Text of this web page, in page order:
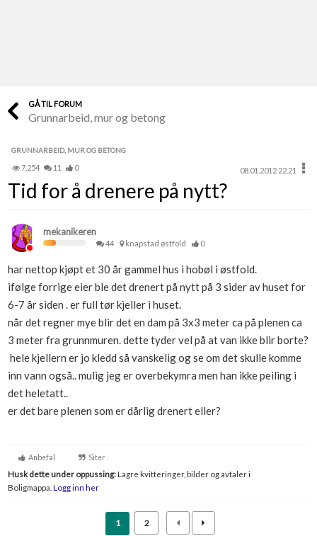
Finn håndverkere
Papirer som mangler
Skaff dokumentasjon som mangler
Kundeservice
Få svar på det du lurer på
Kom i gang med Boligmappa
Se din bolig? Klikk her
Boligmappa+
Få mer ut av Boligmappa
Nytt
GÅ TIL FORUM
Grunnarbeid, mur og betong
GRUNNARBEID, MUR OG BETONG
7,254 11 0 08.01.2012 22.21
Tid for å drenere på nytt?
mekanikeren
44 knapstad østfold 0
har nettop kjøpt et 30 år gammel hus i hobøl i østfold.
ifølge forrige eier ble det drenert på nytt på 3 sider av huset for
6-7 år siden . er full tør kjeller i huset.
når det regner mye blir det en dam på 3x3 meter ca på plenen ca
3 meter fra grunnmuren. dette tyder vel på at van ikke blir borte?
hele kjellern er jo kledd så vanskelig og se om det skulle komme
inn vann også.. mulig jeg er overbekymra men han ikke peiling i
det heletatt..
er det bare plenen som er dårlig drenert eller?
Anbefal Siter
Husk dette under oppussing:Lagre kvitteringer, bilder og avtaler i
Boligmappa. Logg inn her
1 2